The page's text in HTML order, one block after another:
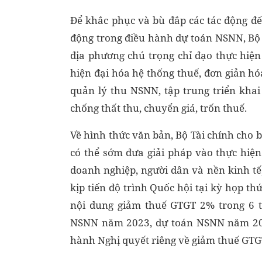
Để khắc phục và bù đắp các tác động
động trong điều hành dự toán NSNN,
địa phương chú trọng chỉ đạo thực
hiện đại hóa hệ thống thuế, đơn giản
quản lý thu NSNN, tập trung triển
chống thất thu, chuyển giá, trốn thuế.
Về hình thức văn bản, Bộ Tài chính cho
có thể sớm đưa giải pháp vào thực
doanh nghiệp, người dân và nền kinh
kịp tiến độ trình Quốc hội tại kỳ họp
nội dung giảm thuế GTGT 2% trong
NSNN năm 2023, dự toán NSNN năm
hành Nghị quyết riêng về giảm thuế